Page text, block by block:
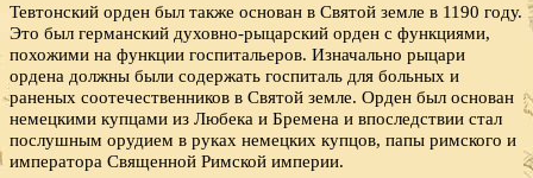
Тевтонский орден был также основан в Святой земле в 1190 году.
Это был германский духовно-рыцарский орден с функциями,
похожими на функции госпитальеров. Изначально рыцари
ордена должны были содержать госпиталь для больных и
раненых соотечественников в Святой земле. Орден был основан
немецкими купцами из Любека и Бремена и впоследствии стал
послушным орудием в руках немецких купцов, папы римского и
императора Священной Римской империи.